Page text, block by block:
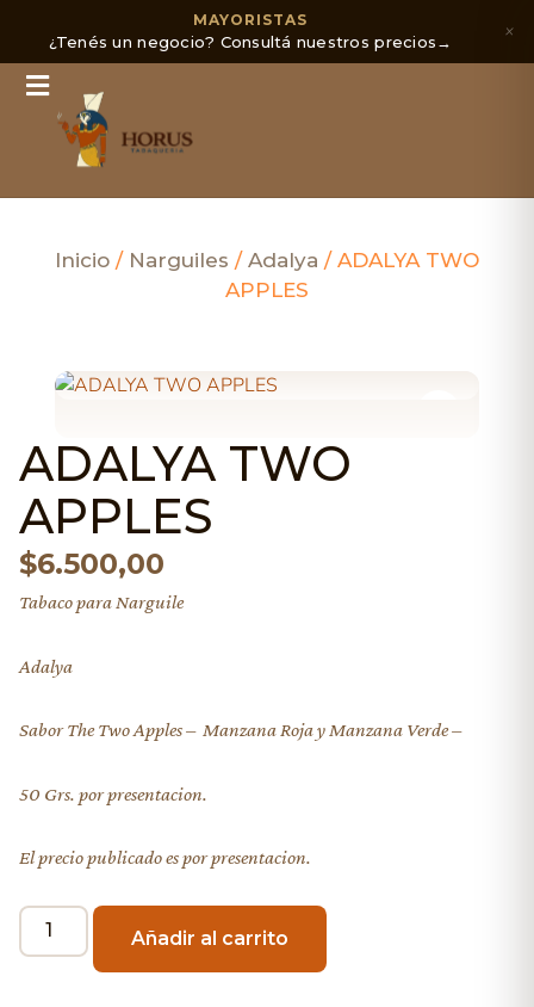
MAYORISTAS
¿Tenés un negocio? Consultá nuestros precios→ ×
Inicio / Narguiles / Adalya / ADALYA TWO
APPLES
ADALYA TWO
APPLES
$6.500,00
Tabaco para Narguile
Adalya
Sabor The Two Apples – Manzana Roja y Manzana Verde –
50 Grs. por presentacion.
El precio publicado es por presentacion.
Añadir al carrito